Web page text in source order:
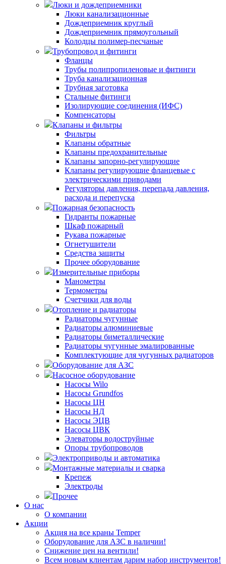
Люки и дождеприемники
Люки канализационные
Дождеприемник круглый
Дождеприемник прямоугольный
Колодцы полимер-песчаные
Трубопровод и фитинги
Фланцы
Трубы полипропиленовые и фитинги
Труба канализационная
Трубная заготовка
Стальные фитинги
Изолирующие соединения (ИФС)
Компенсаторы
Клапаны и фильтры
Фильтры
Клапаны обратные
Клапаны предохранительные
Клапаны запорно-регулирующие
Клапаны регулирующие фланцевые с
электрическими приводами
Регуляторы давления, перепада давления,
расхода и перепуска
Пожарная безопасность
Гидранты пожарные
Шкаф пожарный
Рукава пожарные
Огнетушители
Средства защиты
Прочее оборудование
Измерительные приборы
Манометры
Термометры
Счетчики для воды
Отопление и радиаторы
Радиаторы чугунные
Радиаторы алюминиевые
Радиаторы биметаллические
Радиаторы чугунные эмалированные
Комплектующие для чугунных радиаторов
Оборудование для АЗС
Насосное оборудование
Насосы Wilo
Насосы Grundfos
Насосы ЦН
Насосы НД
Насосы ЭЦВ
Насосы ЦВК
Элеваторы водоструйные
Опоры трубопроводов
Электроприводы и автоматика
Монтажные материалы и сварка
Крепеж
Электроды
Прочее
О нас
О компании
Акции
Акция на все краны Temper
Оборудование для АЗС в наличии!
Снижение цен на вентили!
Всем новым клиентам дарим набор инструментов!